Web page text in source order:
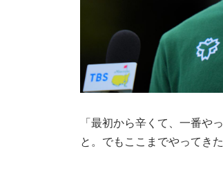
「最初から辛くて、一番や
と。でもここまでやってき